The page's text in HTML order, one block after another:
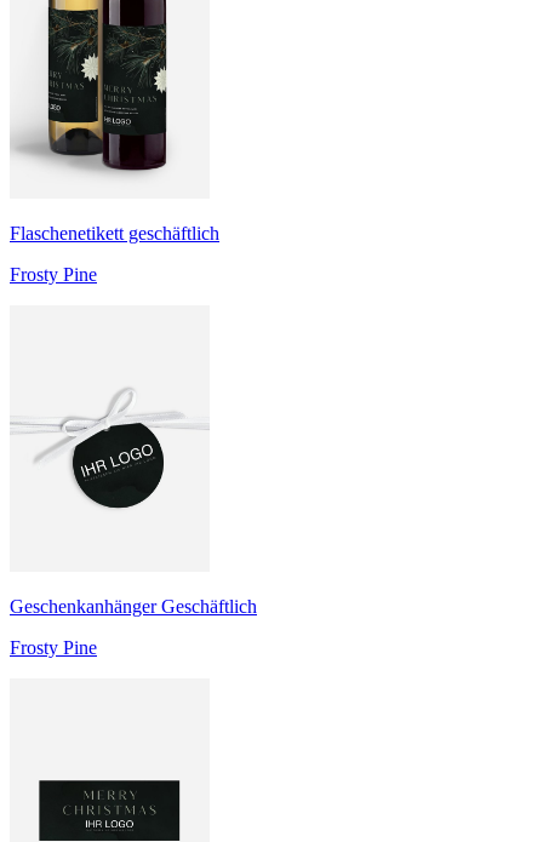
Flaschenetikett geschäftlich
Frosty Pine
Geschenkanhänger Geschäftlich
Frosty Pine